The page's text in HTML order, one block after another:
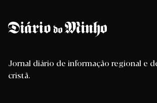
Jornal diário de informação regional e
cristã.